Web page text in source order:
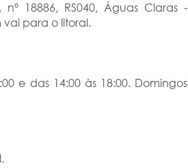
nº 18886, RS040, Águas Claras -
vai para o litoral.
e das 14:00 às 18:00. Domingos